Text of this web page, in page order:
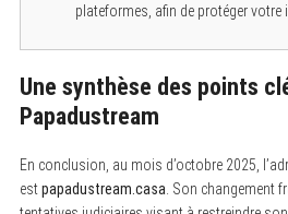
plateformes, afin de protéger votre
Une synthèse des points
Papadustream
En conclusion, au mois d’octobre 2025,
estpapadustream.casa . Son changement